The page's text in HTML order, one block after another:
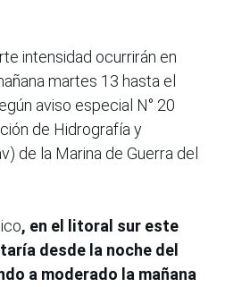
intensidad ocurrirán en
martes 13 hasta el
aviso especial N° 20
de Hidrografía y
de la Marina de Guerra del
, en el litoral sur este
desde la noche del
a moderado la mañana